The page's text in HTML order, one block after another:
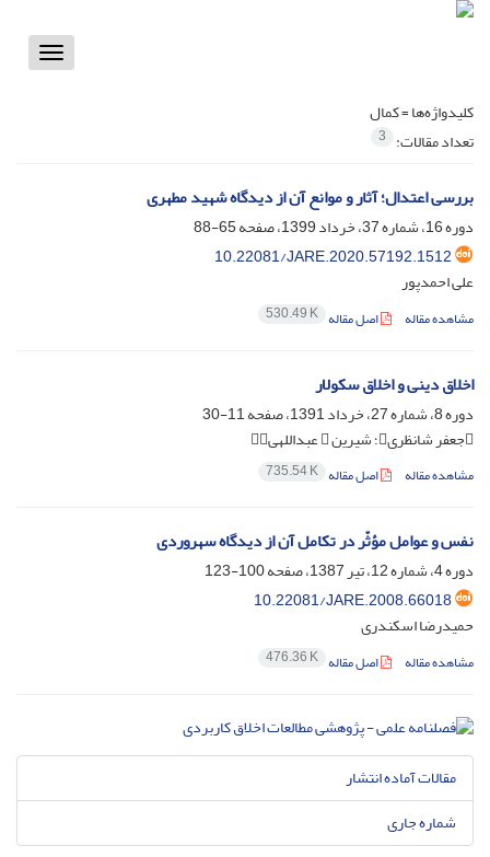
Toggle
کلیدواژه‌ها =کمال
تعداد مقالات: 3
بررسی اعتدال؛ آثار و موانع آن از دیدگاه شهید مطهری
دوره 16، شماره 37، خرداد 1399، صفحه
65-88
10.22081/JARE.2020.57192.1512
علی احمدپور
مشاهده مقاله اصل مقاله 530.49 K
اخلاق دینی و اخلاق سکولار
دوره 8، شماره 27، خرداد 1391، صفحه
11-30
جعفر شانظری؛ شیرین  عبداللهی
مشاهده مقاله اصل مقاله 735.54 K
نفس و عوامل مؤثّر در تکامل آن از دیدگاه سهروردی
دوره 4، شماره 12، تیر 1387، صفحه
100-123
10.22081/JARE.2008.66018
حمیدرضا اسکندری
مشاهده مقاله اصل مقاله 476.36 K
مقالات آماده انتشار
شماره جاری